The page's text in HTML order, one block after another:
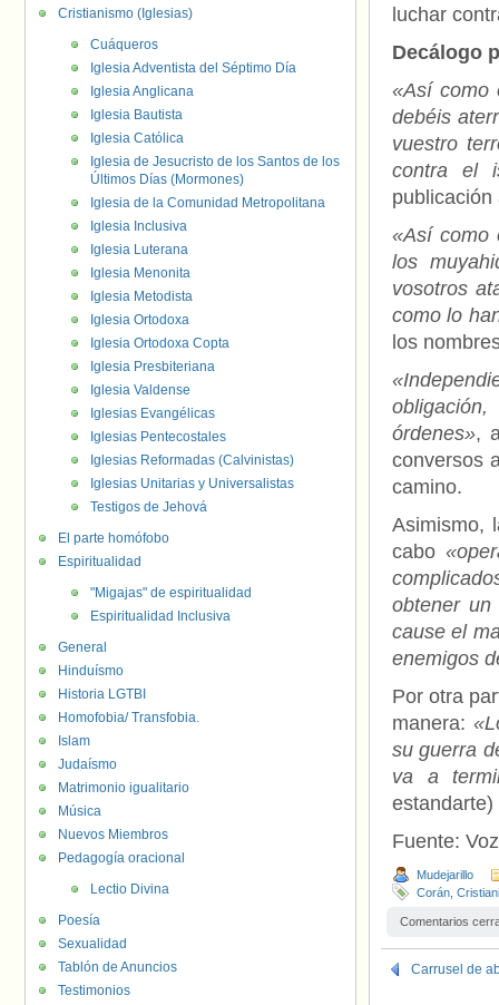
luchar
Decálogo
«Así como
debéis
vuestro
contra el
publicación
«Así como
los
vosotros
como lo
los
órdenes»,
conversos
camino.
Asimismo,
cabo
obtener
cause el
enemigos
Por otra
manera:
su guerra
va a
estandarte)
Fuente:
Mudejarillo
Corán
Comentarios
Carrusel de
Cristianismo (Iglesias)
Cuáqueros
Iglesia Adventista del Séptimo Día
Iglesia Anglicana
Iglesia Bautista
Iglesia Católica
Iglesia de Jesucristo de los Santos de los
Últimos Días (Mormones)
Iglesia de la Comunidad Metropolitana
Iglesia Inclusiva
Iglesia Luterana
Iglesia Menonita
Iglesia Metodista
Iglesia Ortodoxa
Iglesia Ortodoxa Copta
Iglesia Presbiteriana
Iglesia Valdense
Iglesias Evangélicas
Iglesias Pentecostales
Iglesias Reformadas (Calvinistas)
Iglesias Unitarias y Universalistas
Testigos de Jehová
El parte homófobo
Espiritualidad
"Migajas" de espiritualidad
Espiritualidad Inclusiva
General
Hinduísmo
Historia LGTBI
Homofobia/ Transfobia.
Islam
Judaísmo
Matrimonio igualitario
Música
Nuevos Miembros
Pedagogía oracional
Lectio Divina
Poesía
Sexualidad
Tablón de Anuncios
Testimonios